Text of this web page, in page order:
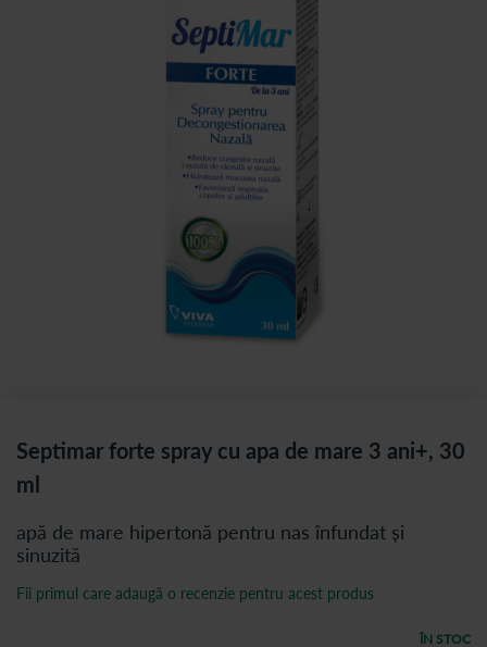
Septimar forte spray cu apa de mare 3 ani+, 30
ml
apă de mare hipertonă pentru nas înfundat și
sinuzită
ÎN STOC
Fii primul care adaugă o recenzie pentru acest produs